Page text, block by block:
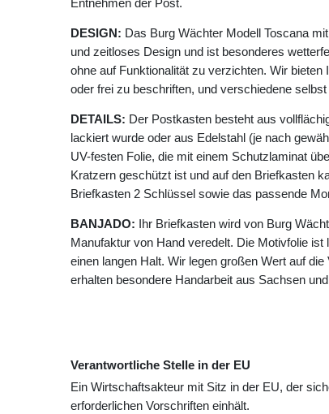
Entnehmen der Post.
DESIGN: Das Burg Wächter Modell Toscana
und zeitloses Design und ist besonderes
ohne auf Funktionalität zu verzichten. Wir
oder frei zu beschriften, und verschiedene
DETAILS: Der Postkasten besteht aus
lackiert wurde oder aus Edelstahl (je nach
UV-festen Folie, die mit einem Schutzlaminat
Kratzern geschützt ist und auf den Briefkasten
Briefkasten 2 Schlüssel sowie das passende
BANJADO: Ihr Briefkasten wird von Burg
Manufaktur von Hand veredelt. Die Motivfolie
einen langen Halt. Wir legen großen Wert auf
erhalten besondere Handarbeit aus Sachsen
Verantwortliche Stelle in der EU
Ein Wirtschaftsakteur mit Sitz in der EU, der
erforderlichen Vorschriften einhält.